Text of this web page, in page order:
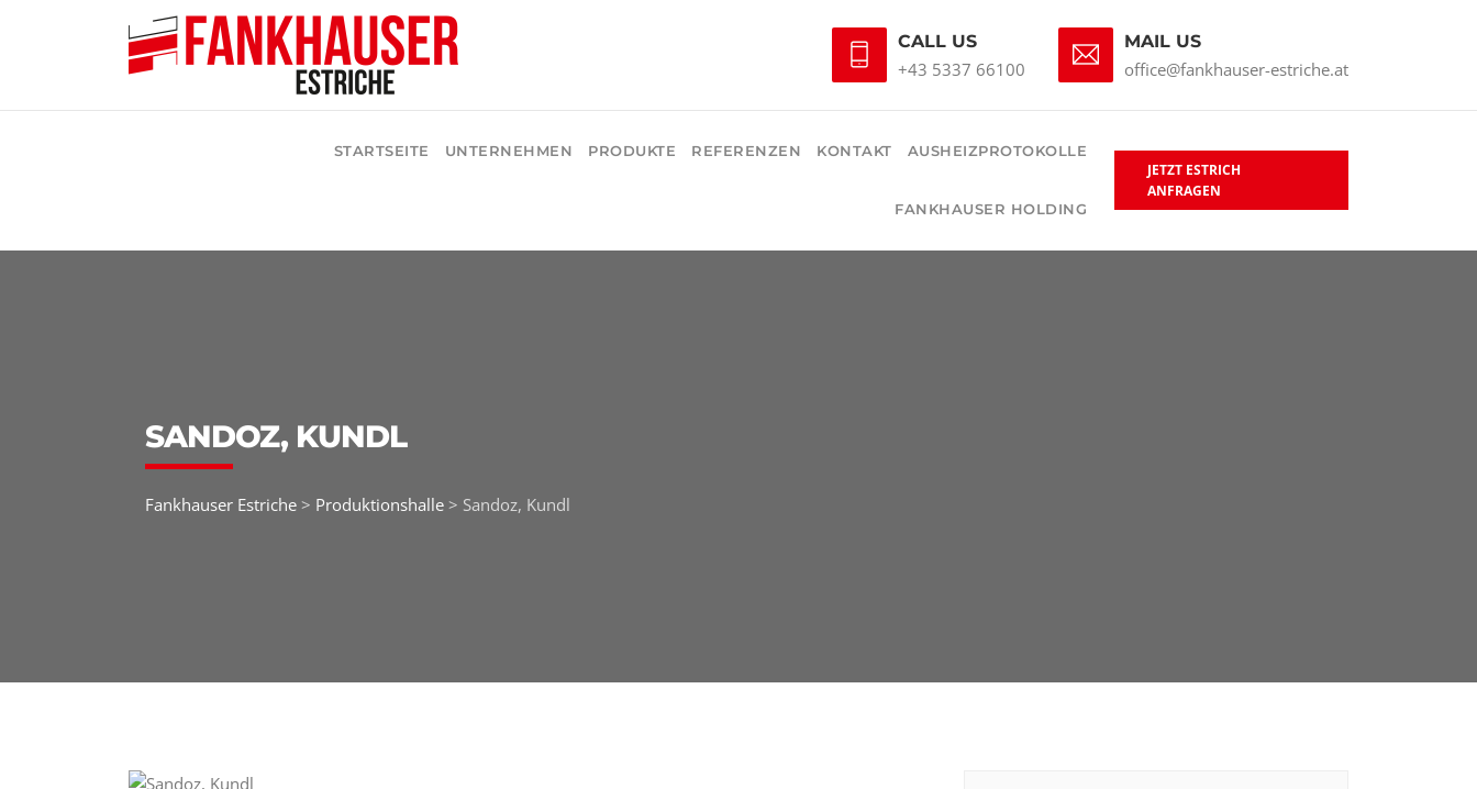
CALL US
+43 5337 66100
MAIL US
office@fankhauser-estriche.at
STARTSEITE UNTERNEHMEN PRODUKTE REFERENZEN KONTAKT AUSHEIZPROTOKOLLE
FANKHAUSER HOLDING
JETZT ESTRICH
ANFRAGEN
SANDOZ, KUNDL
Fankhauser Estriche > Produktionshalle > Sandoz, Kundl